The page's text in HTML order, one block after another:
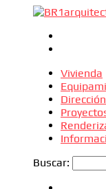
Vivienda
Buscar: